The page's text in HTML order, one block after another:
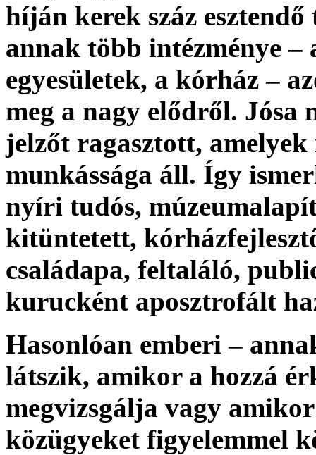
híján kerek száz
annak több intézménye
egyesületek, a kórház –
meg a nagy elődről. Jósa
jelzőt ragasztott, amelyek
munkássága áll. Így
nyíri tudós,
kitüntetett,
családapa, feltaláló,
kurucként aposztrofált
Hasonlóan emberi –
látszik, amikor a hozzá
megvizsgálja vagy
közügyeket figyelemmel